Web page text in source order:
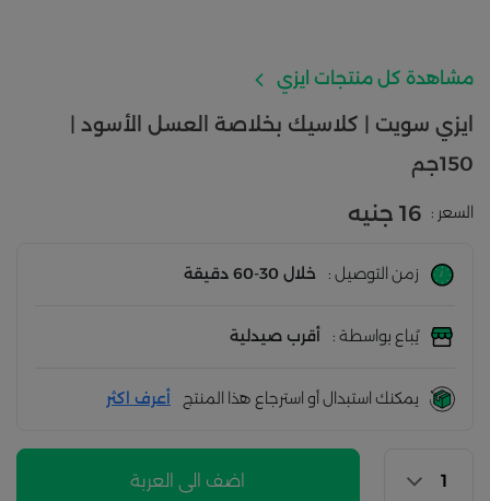
مشاهدة كل منتجات ايزي
ايزي سويت | كلاسيك بخلاصة العسل الأسود |
150جم
السعر : 16 جنيه
زمن التوصيل : خلال 30-60 دقيقة
يُباع بواسطة : أقرب صيدلية
يمكنك استبدال أو استرجاع هذا المنتج أعرف اكثر
اضف الى العربة